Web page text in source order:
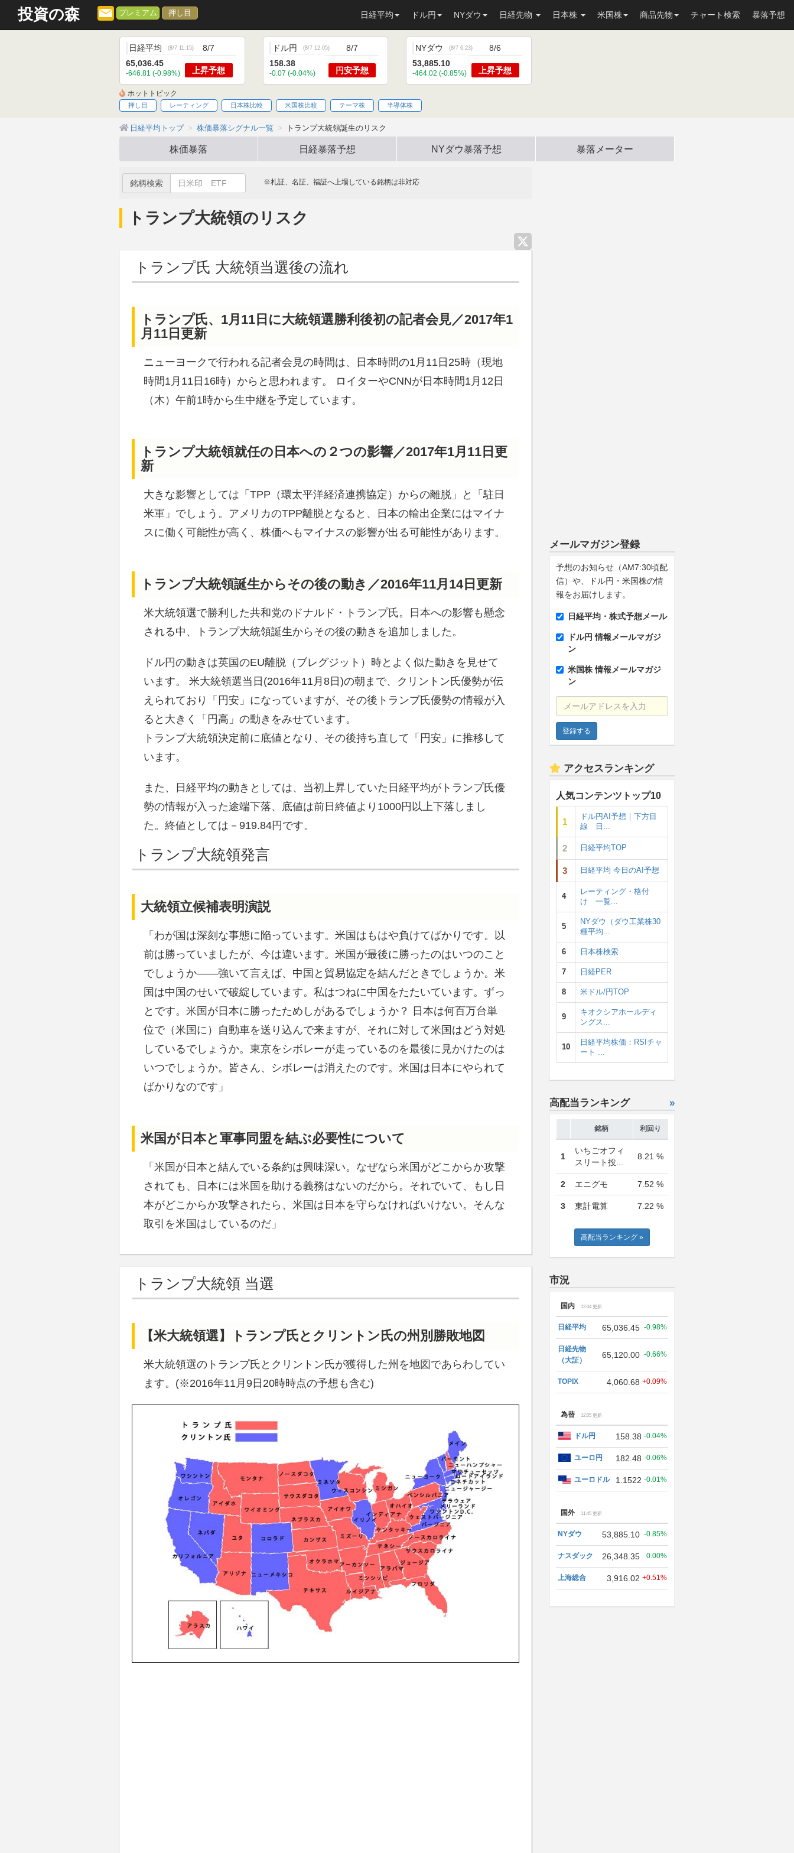
投資の森 プレミアム 押し目 日経平均 ドル円 NYダウ 日経先物 日本株 米国株 商品先物 チャート検索 暴落予想
日経平均 (8/7 11:15)
65,036.45
-646.81 (-0.98%)
8/7
上昇予想
ドル円 (8/7 12:05)
158.38
-0.07 (-0.04%)
8/7
円安予想
NYダウ (8/7 6:23)
53,885.10
-464.02 (-0.85%)
8/6
上昇予想
ホットトピック
押し目 レーティング 日本株比較 米国株比較 テーマ株 半導体株
日経平均トップ 株価暴落シグナル一覧 トランプ大統領誕生のリスク
株価暴落 日経暴落予想 NYダウ暴落予想 暴落メーター
銘柄検索 ※札証、名証、福証へ上場している銘柄は非対応
トランプ大統領のリスク
トランプ氏 大統領当選後の流れ
トランプ氏、1月11日に大統領選勝利後初の記者会見／2017年1
月11日更新
ニューヨークで行われる記者会見の時間は、日本時間の1月11日25時（現地
時間1月11日16時）からと思われます。 ロイターやCNNが日本時間1月12日
（木）午前1時から生中継を予定しています。
トランプ大統領就任の日本への２つの影響／2017年1月11日更
新
大きな影響としては「TPP（環太平洋経済連携協定）からの離脱」と「駐日
米軍」でしょう。アメリカのTPP離脱となると、日本の輸出企業にはマイナ
スに働く可能性が高く、株価へもマイナスの影響が出る可能性があります。
トランプ大統領誕生からその後の動き／2016年11月14日更新
米大統領選で勝利した共和党のドナルド・トランプ氏。日本への影響も懸念
される中、トランプ大統領誕生からその後の動きを追加しました。
ドル円の動きは英国のEU離脱（ブレグジット）時とよく似た動きを見せて
います。 米大統領選当日(2016年11月8日)の朝まで、クリントン氏優勢が伝
えられており「円安」になっていますが、その後トランプ氏優勢の情報が入
ると大きく「円高」の動きをみせています。
トランプ大統領決定前に底値となり、その後持ち直して「円安」に推移して
います。
また、日経平均の動きとしては、当初上昇していた日経平均がトランプ氏優
勢の情報が入った途端下落、底値は前日終値より1000円以上下落しまし
た。終値としては－919.84円です。
トランプ大統領発言
大統領立候補表明演説
「わが国は深刻な事態に陥っています。米国はもはや負けてばかりです。以
前は勝っていましたが、今は違います。米国が最後に勝ったのはいつのこと
でしょうか――強いて言えば、中国と貿易協定を結んだときでしょうか。米
国は中国のせいで破綻しています。私はつねに中国をたたいています。ずっ
とです。米国が日本に勝ったためしがあるでしょうか？ 日本は何百万台単
位で（米国に）自動車を送り込んで来ますが、それに対して米国はどう対処
しているでしょうか。東京をシボレーが走っているのを最後に見かけたのは
いつでしょうか。皆さん、シボレーは消えたのです。米国は日本にやられて
ばかりなのです」
米国が日本と軍事同盟を結ぶ必要性について
「米国が日本と結んでいる条約は興味深い。なぜなら米国がどこからか攻撃
されても、日本には米国を助ける義務はないのだから。それでいて、もし日
本がどこからか攻撃されたら、米国は日本を守らなければいけない。そんな
取引を米国はしているのだ」
トランプ大統領 当選
【米大統領選】トランプ氏とクリントン氏の州別勝敗地図
米大統領選のトランプ氏とクリントン氏が獲得した州を地図であらわしてい
ます。(※2016年11月9日20時時点の予想も含む)
メールマガジン登録
予想のお知らせ（AM7:30頃配
信）や、ドル円・米国株の情
報をお届けします。
日経平均・株式予想メール
ドル円 情報メールマガジ
ン
米国株 情報メールマガジ
ン
メールアドレスを入力
アクセスランキング
人気コンテンツトップ10
1
ドル円AI予想｜下方目
線 日...
2 日経平均TOP
3 日経平均 今日のAI予想
4
レーティング・格付
け 一覧...
5
NYダウ（ダウ工業株30
種平均...
6 日本株検索
7 日経PER
8 米ドル/円TOP
9
キオクシアホールディ
ングス...
10
日経平均株価：RSIチャ
ート ...
高配当ランキング »
銘柄 利回り
1
いちごオフィ
スリート投...
8.21 %
2 エニグモ 7.52 %
3 東計電算 7.22 %
高配当ランキング »
市況
国内 12:04 更新
日経平均 65,036.45 -0.98%
日経先物
（大証）
65,120.00 -0.66%
TOPIX 4,060.68 +0.09%
為替 12:05 更新
ドル円 158.38 -0.04%
ユーロ円 182.48 -0.06%
ユーロドル 1.1522 -0.01%
国外 11:45 更新
NYダウ 53,885.10 -0.85%
ナスダック 26,348.35 0.00%
上海総合 3,916.02 +0.51%